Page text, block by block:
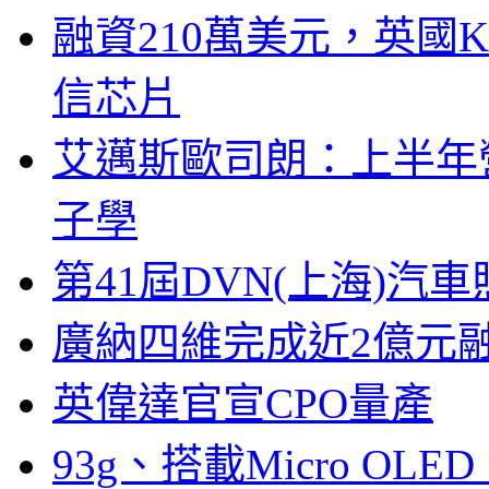
融資210萬美元，英國
信芯片
艾邁斯歐司朗：上半
子學
第41屆DVN(上海)汽
廣納四維完成近2億元
英偉達官宣CPO量產
93g、搭載Micro